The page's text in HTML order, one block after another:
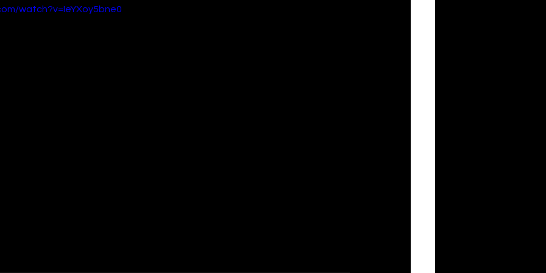
watch?v=IeYXoy5bne0